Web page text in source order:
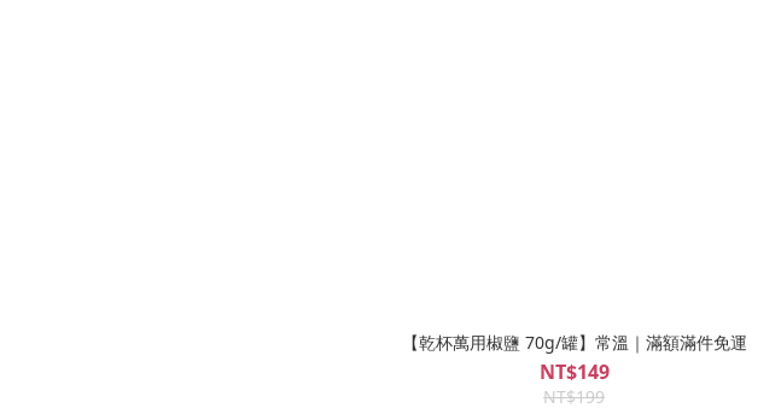
【乾杯萬用椒鹽 70g/罐】常溫｜滿額滿件免運
NT$149
NT$199